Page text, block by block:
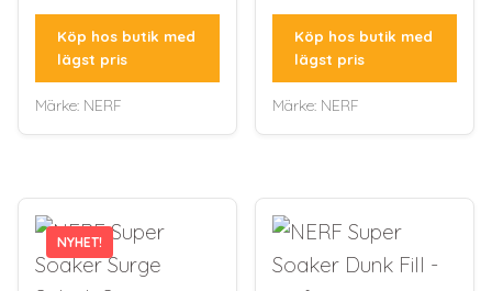
Köp hos butik med
lägst pris
Märke: NERF
Köp hos butik med
lägst pris
Märke: NERF
NYHET!